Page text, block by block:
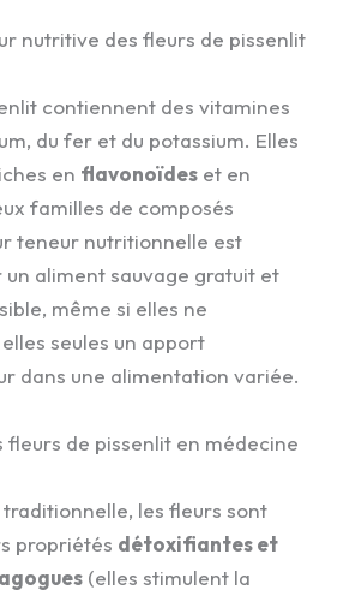
nutritive des fleurs de pissenlit
contiennent des vitamines
du fer et du potassium. Elles
en flavonoïdes et en
familles de composés
teneur nutritionnelle est
aliment sauvage gratuit et
même si elles ne
seules un apport
dans une alimentation variée.
fleurs de pissenlit en médecine
les fleurs sont
propriétés détoxifiantes et
(elles stimulent la